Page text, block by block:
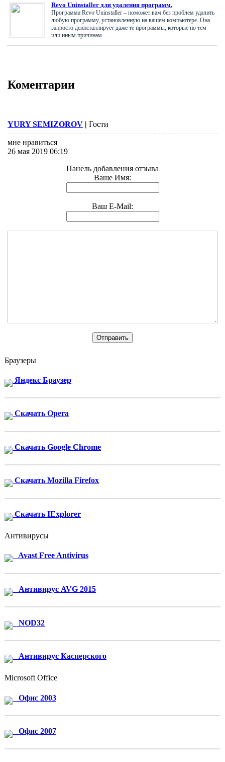
Revo Uninstaller для удаления программ.
Программа Revo Uninstaller – поможет вам без проблем удалить
любую программу, установленную на вашем компьютере. Она
запросто деинсталлирует даже те программы, которые по тем
или иным причинам ....
Коментарии
YURY SEMIZOROV | Гости
мне нравиться
26 мая 2019 06:19
Панель добавления отзыва
Ваше Имя:
Ваш E-Mail:
Браузеры
Яндекс Браузер
Скачать Opera
Скачать Google Chrome
Скачать Mozilla Firefox
Скачать IExplorer
Антивирусы
Avast Free Antivirus
Антивирус AVG 2015
NOD32
Антивирус Касперского
Microsoft Office
Офис 2003
Офис 2007